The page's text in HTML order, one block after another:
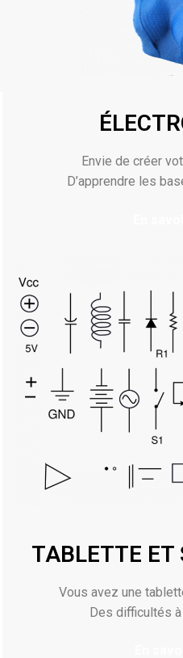
Envie de créer
D’apprendre les
TABLETTE ET
Vous avez une
Des difficultés